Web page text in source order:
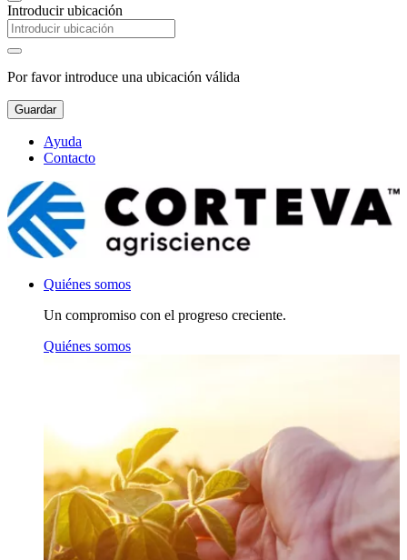
Introducir ubicación
Por favor introduce una ubicación válida
Guardar
Ayuda
Contacto
Quiénes somos
Un compromiso con el progreso creciente.
Quiénes somos